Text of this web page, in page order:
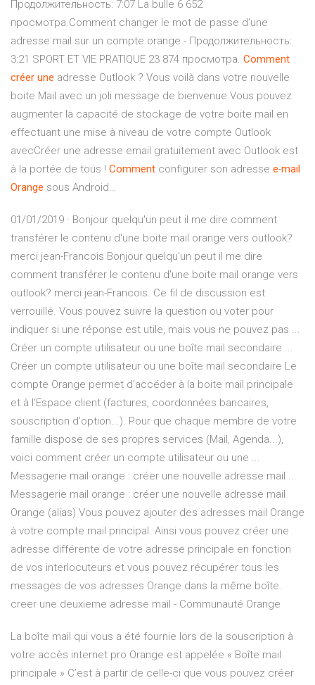
Продолжительность: 7:07 La bulle 6 652
просмотра.Comment changer le mot de passe d'une
adresse mail sur un compte orange - Продолжительность:
3:21 SPORT ET VIE PRATIQUE 23 874 просмотра. Comment
créer une adresse Outlook ? Vous voilà dans votre nouvelle
boite Mail avec un joli message de bienvenue.Vous pouvez
augmenter la capacité de stockage de votre boite mail en
effectuant une mise à niveau de votre compte Outlook
avecCréer une adresse email gratuitement avec Outlook est
à la portée de tous ! Comment configurer son adresse e-mail
Orange sous Android…
01/01/2019 · Bonjour quelqu'un peut il me dire comment
transférer le contenu d'une boite mail orange vers outlook?
merci jean-Francois Bonjour quelqu'un peut il me dire
comment transférer le contenu d'une boite mail orange vers
outlook? merci jean-Francois. Ce fil de discussion est
verrouillé. Vous pouvez suivre la question ou voter pour
indiquer si une réponse est utile, mais vous ne pouvez pas ...
Créer un compte utilisateur ou une boîte mail secondaire ...
Créer un compte utilisateur ou une boîte mail secondaire Le
compte Orange permet d'accéder à la boite mail principale
et à l'Espace client (factures, coordonnées bancaires,
souscription d'option...). Pour que chaque membre de votre
famille dispose de ses propres services (Mail, Agenda...),
voici comment créer un compte utilisateur ou une ...
Messagerie mail orange : créer une nouvelle adresse mail ...
Messagerie mail orange : créer une nouvelle adresse mail
Orange (alias) Vous pouvez ajouter des adresses mail Orange
à votre compte mail principal. Ainsi vous pouvez créer une
adresse différente de votre adresse principale en fonction
de vos interlocuteurs et vous pouvez récupérer tous les
messages de vos adresses Orange dans la même boîte.
creer une deuxieme adresse mail - Communauté Orange
La boîte mail qui vous a été fournie lors de la souscription à
votre accès internet pro Orange est appelée « Boîte mail
principale » C’est à partir de celle-ci que vous pouvez créer